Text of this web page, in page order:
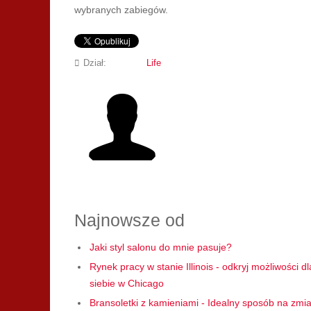
wybranych zabiegów.
Dział: Life
Najnowsze od
Jaki styl salonu do mnie pasuje?
Rynek pracy w stanie Illinois - odkryj możliwości
siebie w Chicago
Bransoletki z kamieniami - Idealny sposób na